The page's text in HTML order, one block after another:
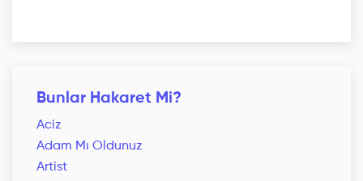
Bunlar Hakaret Mi?
Aciz
Adam Mı Oldunuz
Artist